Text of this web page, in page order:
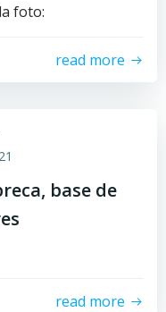
foto:
read more
base de
read more